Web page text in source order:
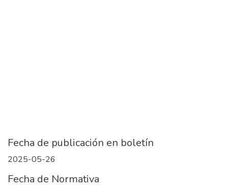
Fecha de publicación en boletín
2025-05-26
Fecha de Normativa